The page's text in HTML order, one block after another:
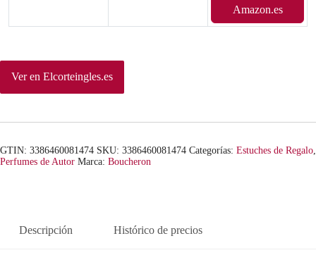
Amazon.es
Ver en Elcorteingles.es
GTIN: 3386460081474 SKU: 3386460081474 Categorías: Estuches de Regalo
Perfumes de Autor Marca: Boucheron
Descripción Histórico de precios